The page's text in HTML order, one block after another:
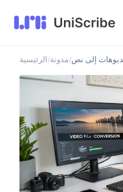
الرئيسية/مدونة/